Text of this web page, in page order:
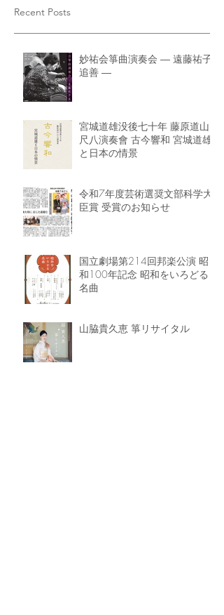
Recent Posts
妙祐会箏曲演奏会 ― 遠藤祐子
追善 ―
宮城道雄没後七十年 藤原道山
尺八演奏會 古今響和 宮城道雄
と日本の情景
令和7年度芸術選奨文部科学大
臣賞 受賞のお知らせ
国立劇場第214回邦楽公演 昭
和100年記念 昭和をいろどる
名曲
山脇貴久恵 箏リサイタル